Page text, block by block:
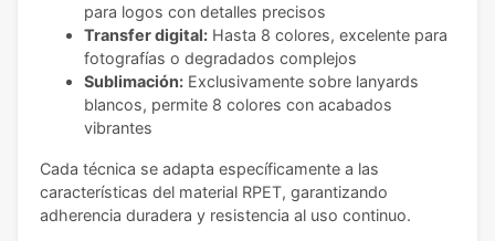
para logos con detalles precisos
Transfer digital: Hasta 8 colores, excelente para
fotografías o degradados complejos
Sublimación: Exclusivamente sobre lanyards
blancos, permite 8 colores con acabados
vibrantes
Cada técnica se adapta específicamente a las
características del material RPET, garantizando
adherencia duradera y resistencia al uso continuo.